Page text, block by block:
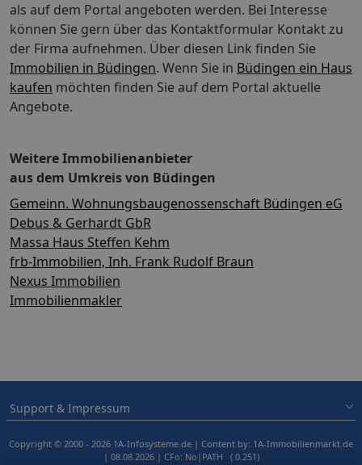
als auf dem Portal angeboten werden. Bei Interesse
können Sie gern über das Kontaktformular Kontakt zu
der Firma aufnehmen. Über diesen Link finden Sie
Immobilien in Büdingen. Wenn Sie in Büdingen ein Haus
kaufen möchten finden Sie auf dem Portal aktuelle
Angebote.
Weitere Immobilienanbieter
aus dem Umkreis von Büdingen
Gemeinn. Wohnungsbaugenossenschaft Büdingen eG
Debus & Gerhardt GbR
Massa Haus Steffen Kehm
frb-Immobilien, Inh. Frank Rudolf Braun
Nexus Immobilien
Immobilienmakler
Support & Impressum
Copyright © 2000 - 2026 1A-Infosysteme.de | Content by: 1A-Immobilienmarkt.de
| 08.08.2026 | CFo: No|PATH ( 0.251)